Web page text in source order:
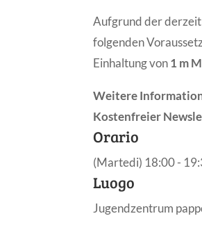
Aufgrund der derzeit
folgenden
Einhaltung von1 m
Weitere
Kostenfreier
Orario
(Martedi) 18:00 -
Luogo
Jugendzentrum